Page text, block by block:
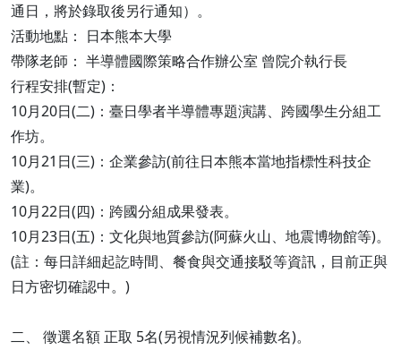
通日，將於錄取後另行通知）。
活動地點： 日本熊本大學
帶隊老師： 半導體國際策略合作辦公室 曾院介執行長
行程安排(暫定)：
10月20日(二)：臺日學者半導體專題演講、跨國學生分組工
作坊。
10月21日(三)：企業參訪(前往日本熊本當地指標性科技企
業)。
10月22日(四)：跨國分組成果發表。
10月23日(五)：文化與地質參訪(阿蘇火山、地震博物館等)。
(註：每日詳細起訖時間、餐食與交通接駁等資訊，目前正與
日方密切確認中。)
二、 徵選名額 正取 5名(另視情況列候補數名)。